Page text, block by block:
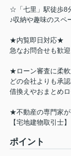
☆「七里」駅徒歩8
♪収納や趣味のスペ
★内覧即日対応★
急なお問合せも歓
★ローン審査に柔
どの会社よりも承
借換えやおまとめ
★不動産の専門家
【宅地建物取引士
ポイント